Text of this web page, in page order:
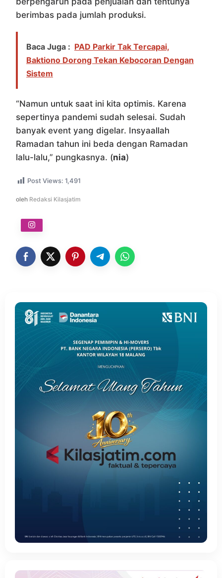
berimbas pada jumlah produksi.
Baca Juga : PAD Parkir Tak Tercapai,
Baktiono Dorong Tekan Kebocoran Dengan
Sistem
“Namun untuk saat ini kita optimis. Karena
sepertinya pandemi sudah selesai. Sudah
banyak event yang digelar. Insyaallah
Ramadan tahun ini beda dengan Ramadan
lalu-lalu,” pungkasnya. (nia)
Post Views: 1,491
oleh Redaksi Kilasjatim